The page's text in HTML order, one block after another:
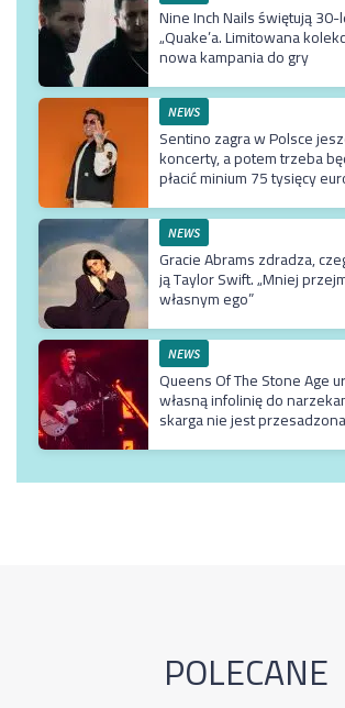
Nine Inch Nails świętują 30-
„Quake’a. Limitowana
nowa kampania do gry
NEWS
Sentino zagra w Polsce
koncerty, a potem trzeba
płacić minium 75 tysięcy
NEWS
Gracie Abrams zdradza,
ją Taylor Swift. „Mniej
własnym ego”
NEWS
Queens Of The Stone Age
własną infolinię do
skarga nie jest
POLECANE